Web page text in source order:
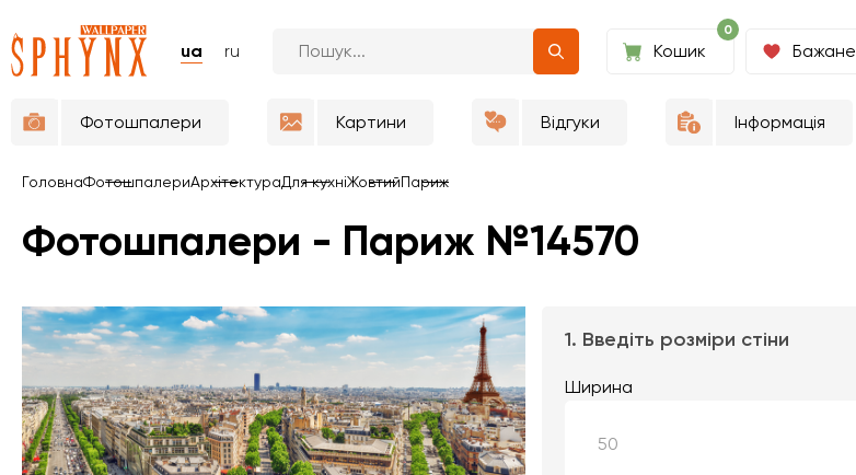
ua ru
0
Кошик Бажане
Фотошпалери Картини Відгуки Інформація
ГоловнаФотошпалериАрхітектураДля кухніЖовтийПариж
Фотошпалери - Париж №14570
1. Введіть розміри стіни
Ширина